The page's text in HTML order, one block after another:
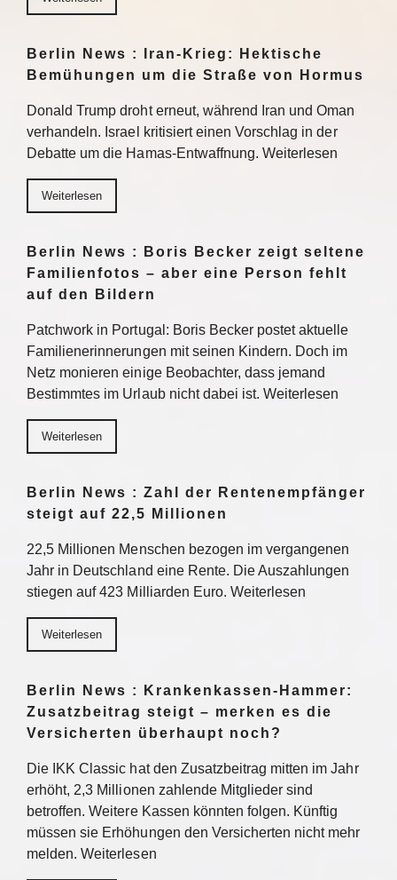
Berlin News : Iran-Krieg: Hektische
Bemühungen um die Straße von Hormus
Donald Trump droht erneut, während Iran und Oman
verhandeln. Israel kritisiert einen Vorschlag in der
Debatte um die Hamas-Entwaffnung. Weiterlesen
Weiterlesen
Berlin News : Boris Becker zeigt seltene
Familienfotos – aber eine Person fehlt
auf den Bildern
Patchwork in Portugal: Boris Becker postet aktuelle
Familienerinnerungen mit seinen Kindern. Doch im
Netz monieren einige Beobachter, dass jemand
Bestimmtes im Urlaub nicht dabei ist. Weiterlesen
Weiterlesen
Berlin News : Zahl der Rentenempfänger
steigt auf 22,5 Millionen
22,5 Millionen Menschen bezogen im vergangenen
Jahr in Deutschland eine Rente. Die Auszahlungen
stiegen auf 423 Milliarden Euro. Weiterlesen
Weiterlesen
Berlin News : Krankenkassen-Hammer:
Zusatzbeitrag steigt – merken es die
Versicherten überhaupt noch?
Die IKK Classic hat den Zusatzbeitrag mitten im Jahr
erhöht, 2,3 Millionen zahlende Mitglieder sind
betroffen. Weitere Kassen könnten folgen. Künftig
müssen sie Erhöhungen den Versicherten nicht mehr
melden. Weiterlesen